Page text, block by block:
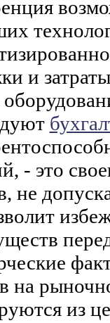
и
- это
не
на
из